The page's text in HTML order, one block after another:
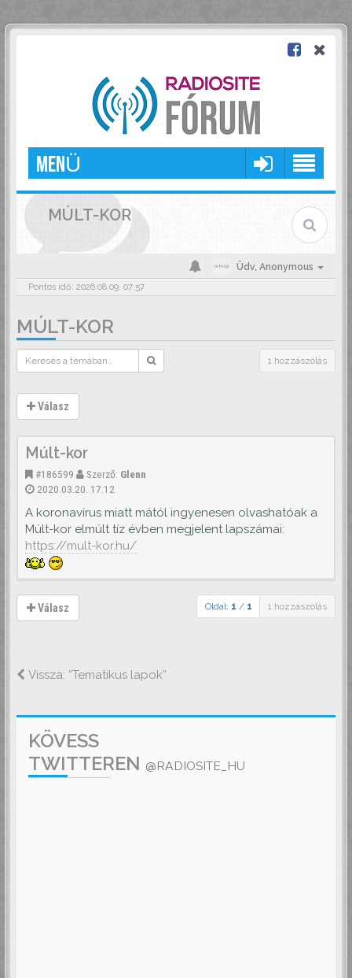
MENÜ
MÚLT-KOR
Üdv, Anonymous
Pontos idő: 2026.08.09. 07:57
MÚLT-KOR
1 hozzászólás
Válasz
Múlt-kor
#186599 Szerző: Glenn
2020.03.20. 17:12
A koronavírus miatt mától ingyenesen olvashatóak a
Múlt-kor elmúlt tíz évben megjelent lapszámai:
https://mult-kor.hu/
Válasz Oldal: 1 / 1 1 hozzászólás
Vissza: “Tematikus lapok”
KÖVESS
TWITTEREN @RADIOSITE_HU